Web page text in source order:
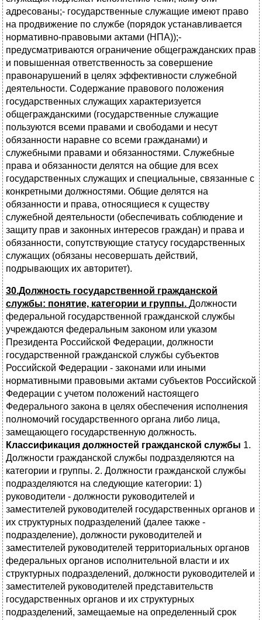
адресованы;- государственные служащие имеют право
на продвижение по службе (порядок устанавливается
нормативно-правовыми актами (НПА));-
предусматриваются ограничение общегражданских прав
и повышенная ответственность за совершение
правонарушений в целях эффективности служебной
деятельности. Содержание правового положения
государственных служащих характеризуется
общегражданскими (государственные служащие
пользуются всеми правами и свободами и несут
обязанности наравне со всеми гражданами) и
служебными правами и обязанностями. Служебные
права и обязанности делятся на общие для всех
государственных служащих и специальные, связанные с
конкретными должностями. Общие делятся на
обязанности и права, относящиеся к существу
служебной деятельности (обеспечивать соблюдение и
защиту прав и законных интересов граждан) и права и
обязанности, сопутствующие статусу государственных
служащих (обязаны несовершать действий,
подрывающих их авторитет).
30.Должность государственной гражданской
службы: понятие, категории и группы. Должности
федеральной государственной гражданской службы
учреждаются федеральным законом или указом
Президента Российской Федерации, должности
государственной гражданской службы субъектов
Российской Федерации - законами или иными
нормативными правовыми актами субъектов Российской
Федерации с учетом положений настоящего
Федерального закона в целях обеспечения исполнения
полномочий государственного органа либо лица,
замещающего государственную должность.
Классификация должностей гражданской службы 1.
Должности гражданской службы подразделяются на
категории и группы. 2. Должности гражданской службы
подразделяются на следующие категории: 1)
руководители - должности руководителей и
заместителей руководителей государственных органов и
их структурных подразделений (далее также -
подразделение), должности руководителей и
заместителей руководителей территориальных органов
федеральных органов исполнительной власти и их
структурных подразделений, должности руководителей и
заместителей руководителей представительств
государственных органов и их структурных
подразделений, замещаемые на определенный срок